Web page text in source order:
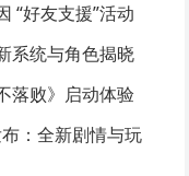
“好友支援”活动
系统与角色揭晓
落败》启动体验
：全新剧情与玩